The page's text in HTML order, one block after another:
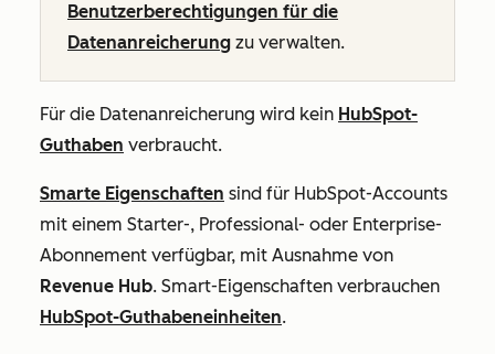
Benutzerberechtigungen für die
Datenanreicherung zu verwalten.
Für die Datenanreicherung wird kein HubSpot-
Guthaben verbraucht.
Smarte Eigenschaften sind für HubSpot-Accounts
mit einem Starter-, Professional- oder Enterprise-
Abonnement verfügbar, mit Ausnahme von
Revenue Hub. Smart-Eigenschaften verbrauchen
HubSpot-Guthabeneinheiten.